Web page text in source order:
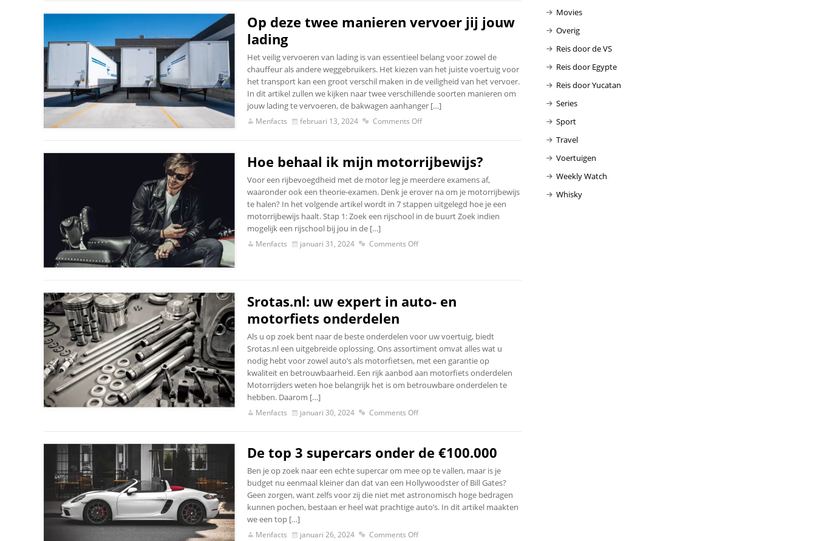
Op deze twee manieren vervoer jij jouw
lading
Het veilig vervoeren van lading is van essentieel belang voor zowel de
chauffeur als andere weggebruikers. Het kiezen van het juiste voertuig voor
het transport kan een groot verschil maken in de veiligheid van het vervoer.
In dit artikel zullen we kijken naar twee verschillende soorten manieren om
jouw lading te vervoeren, de bakwagen aanhanger […]
Menfacts februari 13, 2024 Comments Off
Hoe behaal ik mijn motorrijbewijs?
Voor een rijbevoegdheid met de motor leg je meerdere examens af,
waaronder ook een theorie-examen. Denk je erover na om je motorrijbewijs
te halen? In het volgende artikel wordt in 7 stappen uitgelegd hoe je een
motorrijbewijs haalt. Stap 1: Zoek een rijschool in de buurt Zoek indien
mogelijk een rijschool bij jou in de […]
Menfacts januari 31, 2024 Comments Off
Srotas.nl: uw expert in auto- en
motorfiets onderdelen
Als u op zoek bent naar de beste onderdelen voor uw voertuig, biedt
Srotas.nl een uitgebreide oplossing. Ons assortiment omvat alles wat u
nodig hebt voor zowel auto’s als motorfietsen, met een garantie op
kwaliteit en betrouwbaarheid. Een rijk aanbod aan motorfiets onderdelen
Motorrijders weten hoe belangrijk het is om betrouwbare onderdelen te
hebben. Daarom […]
Menfacts januari 30, 2024 Comments Off
De top 3 supercars onder de €100.000
Ben je op zoek naar een echte supercar om mee op te vallen, maar is je
budget nu eenmaal kleiner dan dat van een Hollywoodster of Bill Gates?
Geen zorgen, want zelfs voor zij die niet met astronomisch hoge bedragen
kunnen pochen, bestaan er heel wat prachtige auto’s. In dit artikel maakten
we een top […]
Menfacts januari 26, 2024 Comments Off
Movies
Overig
Reis door de VS
Reis door Egypte
Reis door Yucatan
Series
Sport
Travel
Voertuigen
Weekly Watch
Whisky